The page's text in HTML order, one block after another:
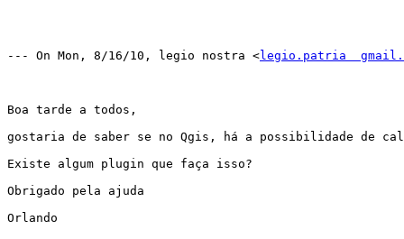
--- On Mon, 8/16/10, legio nostra <legio.patria
Boa tarde a todos,
gostaria de saber se no Qgis, há a possibilidade de
Existe algum plugin que faça isso?
Obrigado pela ajuda
Orlando